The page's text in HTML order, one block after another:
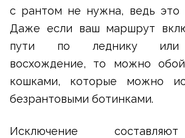
с рантом не нужна, ведь это
Даже если ваш маршрут
пути по леднику или
восхождение, то можно
кошками, которые можно
безрантовыми ботинками.
Исключение